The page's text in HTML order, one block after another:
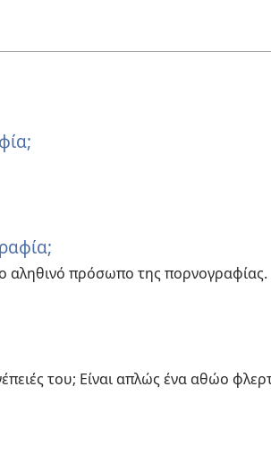
αληθινό πρόσωπο της πορνογραφίας.
του; Είναι απλώς ένα αθώο